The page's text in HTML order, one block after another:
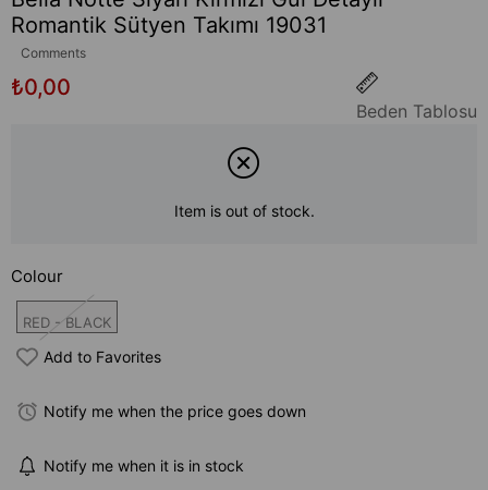
Romantik Sütyen Takımı 19031
Comments
₺0,00
Beden Tablosu
Item is out of stock.
Colour
RED - BLACK
Add to Favorites
Notify me when the price goes down
Notify me when it is in stock